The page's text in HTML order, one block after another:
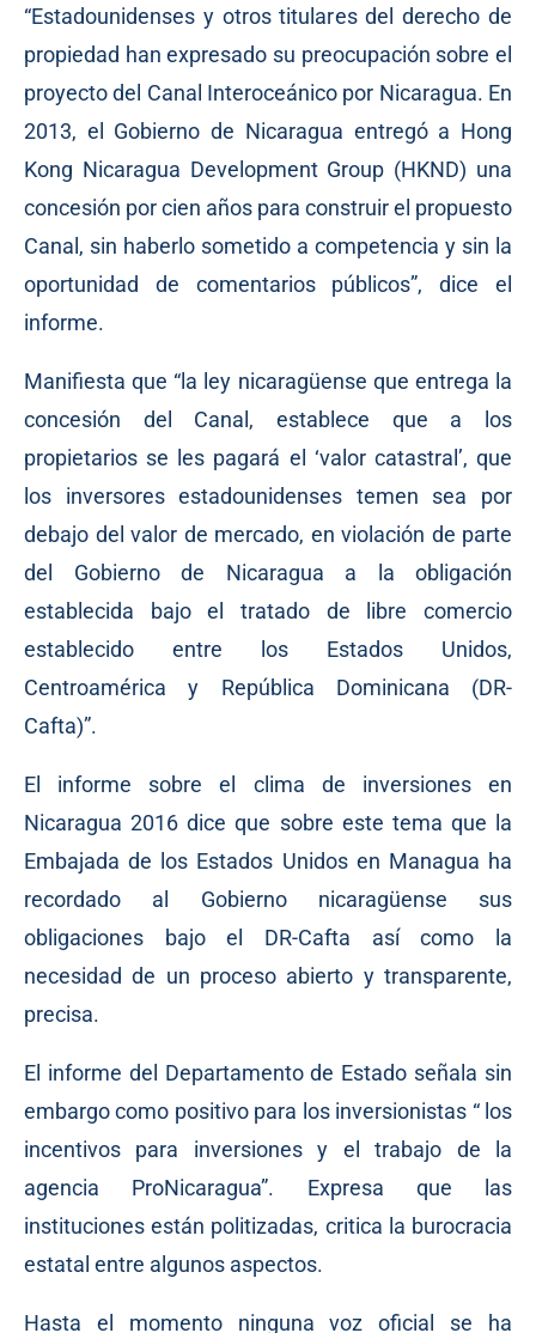
“Estadounidenses y otros titulares del derecho de
propiedad han expresado su preocupación sobre el
proyecto del Canal Interoceánico por Nicaragua. En
2013, el Gobierno de Nicaragua entregó a Hong
Kong Nicaragua Development Group (HKND) una
concesión por cien años para construir el propuesto
Canal, sin haberlo sometido a competencia y sin la
oportunidad de comentarios públicos”, dice el
informe.
Manifiesta que “la ley nicaragüense que entrega la
concesión del Canal, establece que a los
propietarios se les pagará el ‘valor catastral’, que
los inversores estadounidenses temen sea por
debajo del valor de mercado, en violación de parte
del Gobierno de Nicaragua a la obligación
establecida bajo el tratado de libre comercio
establecido entre los Estados Unidos,
Centroamérica y República Dominicana (DR-
Cafta)”.
El informe sobre el clima de inversiones en
Nicaragua 2016 dice que sobre este tema que la
Embajada de los Estados Unidos en Managua ha
recordado al Gobierno nicaragüense sus
obligaciones bajo el DR-Cafta así como la
necesidad de un proceso abierto y transparente,
precisa.
El informe del Departamento de Estado señala sin
embargo como positivo para los inversionistas “ los
incentivos para inversiones y el trabajo de la
agencia ProNicaragua”. Expresa que las
instituciones están politizadas, critica la burocracia
estatal entre algunos aspectos.
Hasta el momento ninguna voz oficial se ha